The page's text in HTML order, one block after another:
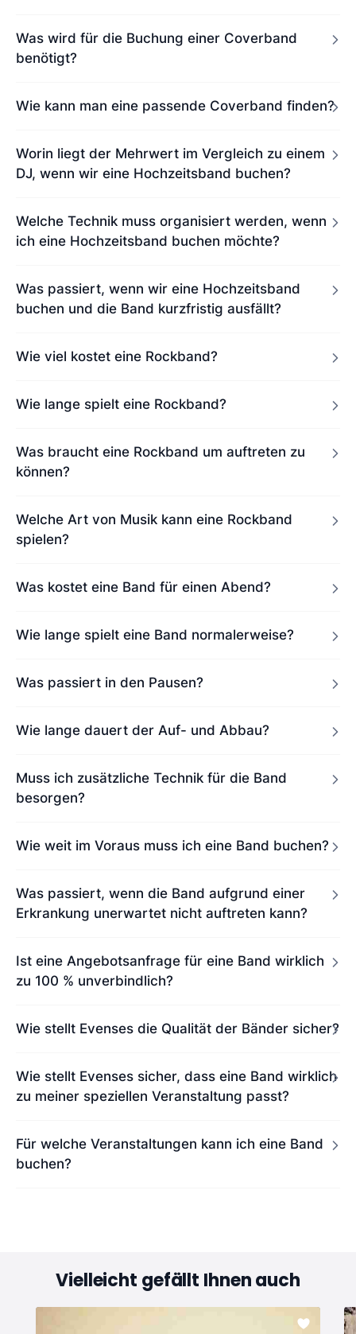
Was wird für die Buchung einer Coverband
benötigt?
Wie kann man eine passende Coverband finden?
Worin liegt der Mehrwert im Vergleich zu einem
DJ, wenn wir eine Hochzeitsband buchen?
Welche Technik muss organisiert werden, wenn
ich eine Hochzeitsband buchen möchte?
Was passiert, wenn wir eine Hochzeitsband
buchen und die Band kurzfristig ausfällt?
Wie viel kostet eine Rockband?
Wie lange spielt eine Rockband?
Was braucht eine Rockband um auftreten zu
können?
Welche Art von Musik kann eine Rockband
spielen?
Was kostet eine Band für einen Abend?
Wie lange spielt eine Band normalerweise?
Was passiert in den Pausen?
Wie lange dauert der Auf- und Abbau?
Muss ich zusätzliche Technik für die Band
besorgen?
Wie weit im Voraus muss ich eine Band buchen?
Was passiert, wenn die Band aufgrund einer
Erkrankung unerwartet nicht auftreten kann?
Ist eine Angebotsanfrage für eine Band wirklich
zu 100 % unverbindlich?
Wie stellt Evenses die Qualität der Bänder sicher?
Wie stellt Evenses sicher, dass eine Band wirklich
zu meiner speziellen Veranstaltung passt?
Für welche Veranstaltungen kann ich eine Band
buchen?
Vielleicht gefällt Ihnen auch